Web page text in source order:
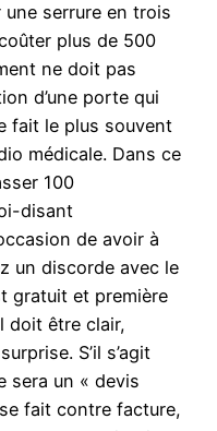
serrure en trois
plus de 500
ne doit pas
d’une porte qui
fait le plus souvent
médicale. Dans ce
100
disant
de avoir à
un discorde avec le
gratuit et première
doit être clair,
S’il s’agit
sera un « devis
fait contre facture,